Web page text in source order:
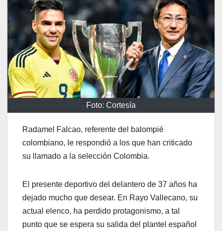
Foto: Cortesía
Radamel Falcao, referente del balompié
colombiano, le respondió a los que han criticado
su llamado a la selección Colombia.
El presente deportivo del delantero de 37 años ha
dejado mucho que desear. En Rayo Vallecano, su
actual elenco, ha perdido protagonismo, a tal
punto que se espera su salida del plantel español